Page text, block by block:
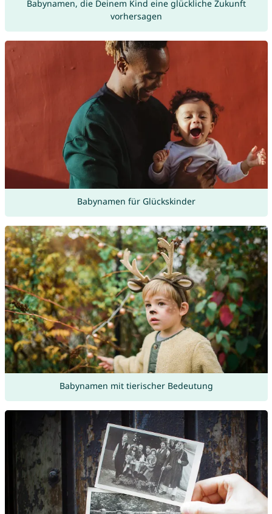
Babynamen, die Deinem Kind eine glückliche Zukunft
vorhersagen
Babynamen für Glückskinder
Babynamen mit tierischer Bedeutung